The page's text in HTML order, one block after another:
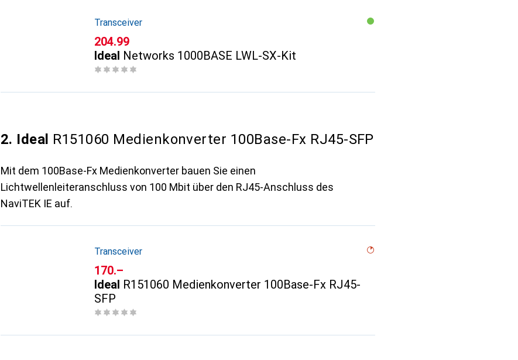
Transceiver
CHF
204.99
Ideal Networks 1000BASE LWL-SX-Kit
2. Ideal R151060 Medienkonverter 100Base-Fx RJ45-SFP
Mit dem 100Base-Fx Medienkonverter bauen Sie einen
Lichtwellenleiteranschluss von 100 Mbit über den RJ45-Anschluss des
NaviTEK IE auf.
Transceiver
CHF
170.–
Ideal R151060 Medienkonverter 100Base-Fx RJ45-
SFP